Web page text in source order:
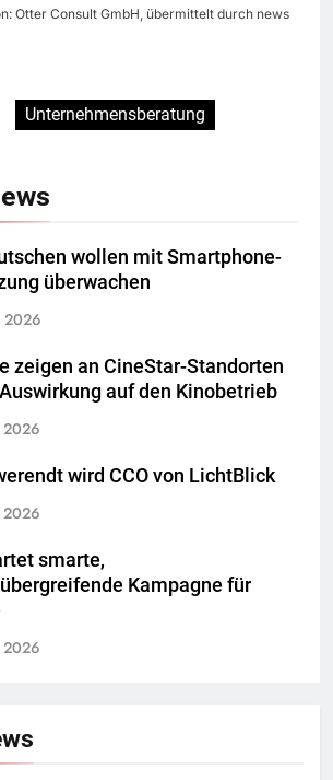
Otter Consult GmbH, übermittelt durch news
Unternehmensberatung
wollen mit Smartphone-
überwachen
2026
zeigen an CineStar-Standorten
auf den Kinobetrieb
2026
wird CCO von LichtBlick
2026
smarte,
Kampagne für
2026